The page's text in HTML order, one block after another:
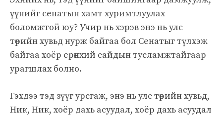
үүнийг сенатын хамт хуримтлуулах
боломжтой юу? Учир нь хэрэв энэ нь улс
төрийн хувьд нурж байгаа бол Сенатыг түлхэж
байгаа хоёр ерөнхий сайдын тусламжтайгаар
урагшлах болно.
Гэхдээ тэд зүүг урсгаж, энэ нь улс төрийн хувьд,
Ник, Ник, хоёр дахь асуудал, хоёр дахь асуудал